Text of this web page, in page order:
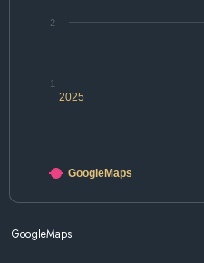
2025
1
2
GoogleMaps
GoogleMaps